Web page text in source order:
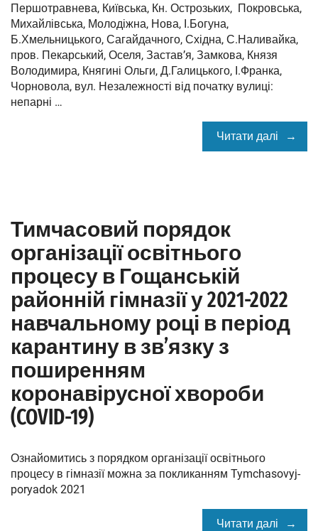
Першотравнева, Київська, Кн. Острозьких, Покровська,
Михайлівська, Молодіжна, Нова, І.Богуна,
Б.Хмельницького, Сагайдачного, Східна, С.Наливайка,
пров. Пекарський, Оселя, Застав’я, Замкова, Князя
Володимира, Княгині Ольги, Д.Галицького, І.Франка,
Чорновола, вул. Незалежності від початку вулиці:
непарні …
Читати далі
Тимчасовий порядок
організації освітнього
процесу в Гощанській
районній гімназії у 2021-2022
навчальному році в період
карантину в зв’язку з
поширенням
коронавірусної хвороби
(COVID-19)
Ознайомитись з порядком організації освітнього
процесу в гімназії можна за покликанням Tymchasovyj-
poryadok 2021
Читати далі